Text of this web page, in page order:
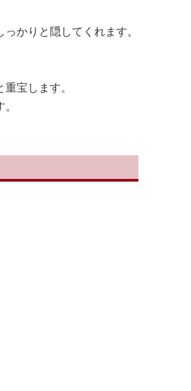
かりと隠してくれます。
宝します。